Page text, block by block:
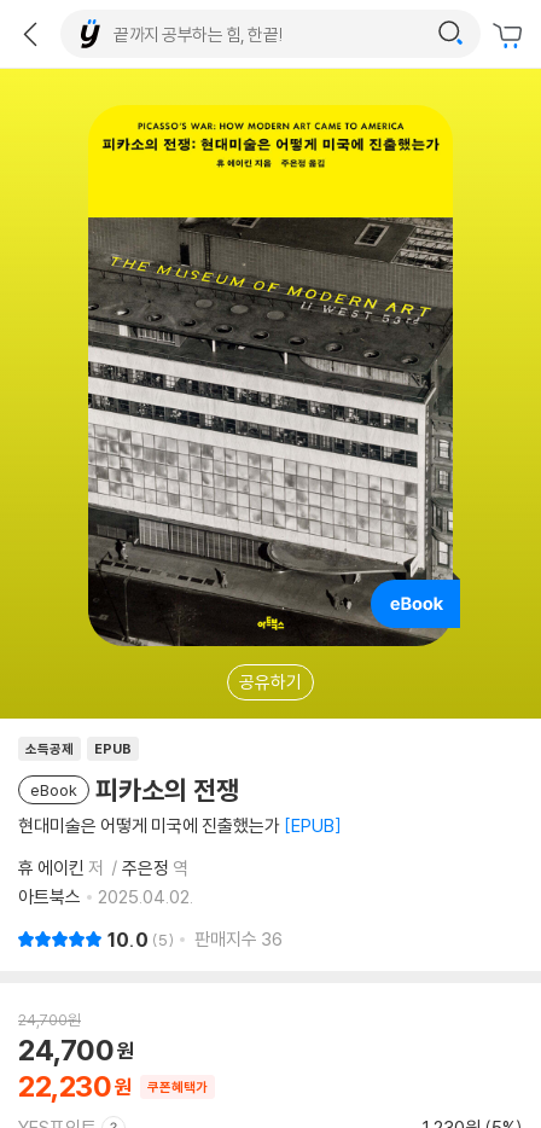
공유하기
소득공제 EPUB
eBook 피카소의 전쟁
현대미술은 어떻게 미국에 진출했는가 EPUB
휴 에이킨 저 주은정 역
아트북스
2025.04.02.
10.0 5 판매지수 36
24,700원
22,230
24,700
쿠폰혜택가